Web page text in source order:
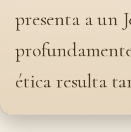
presenta a un
ética resulta